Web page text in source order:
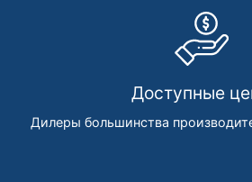
Доступные
Дилеры большинства